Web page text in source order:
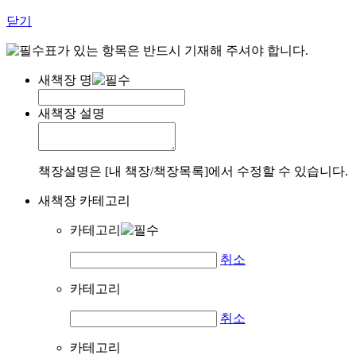
닫기
표가 있는 항목은 반드시 기재해 주셔야 합니다.
새책장 명
새책장 설명
책장설명은 [내 책장/책장목록]에서 수정할 수 있습니다.
새책장 카테고리
카테고리
취소
카테고리
취소
카테고리